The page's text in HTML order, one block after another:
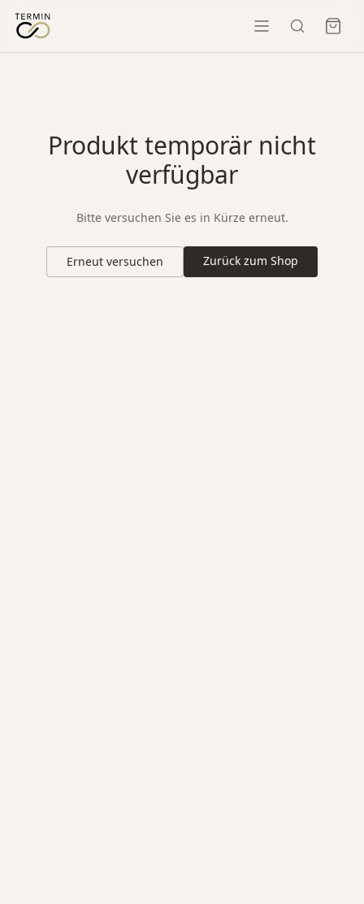
Produkt temporär nicht
verfügbar
Bitte versuchen Sie es in Kürze erneut.
Erneut versuchen Zurück zum Shop